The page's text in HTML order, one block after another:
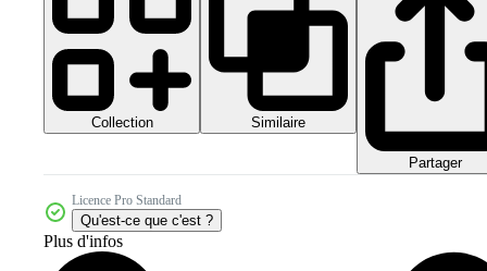
Collection Similaire
Partager
Licence Pro Standard
Qu'est-ce que c'est ?
Plus d'infos